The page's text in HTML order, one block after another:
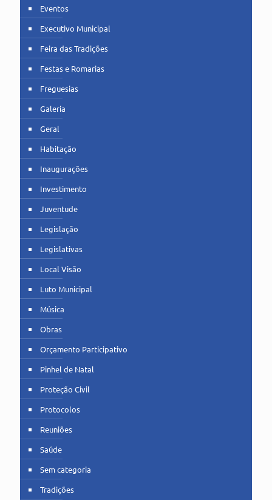
Eventos
Executivo Municipal
Feira das Tradições
Festas e Romarias
Freguesias
Galeria
Geral
Habitação
Inaugurações
Investimento
Juventude
Legislação
Legislativas
Local Visão
Luto Municipal
Música
Obras
Orçamento Participativo
Pinhel de Natal
Proteção Civil
Protocolos
Reuniões
Saúde
Sem categoria
Tradições